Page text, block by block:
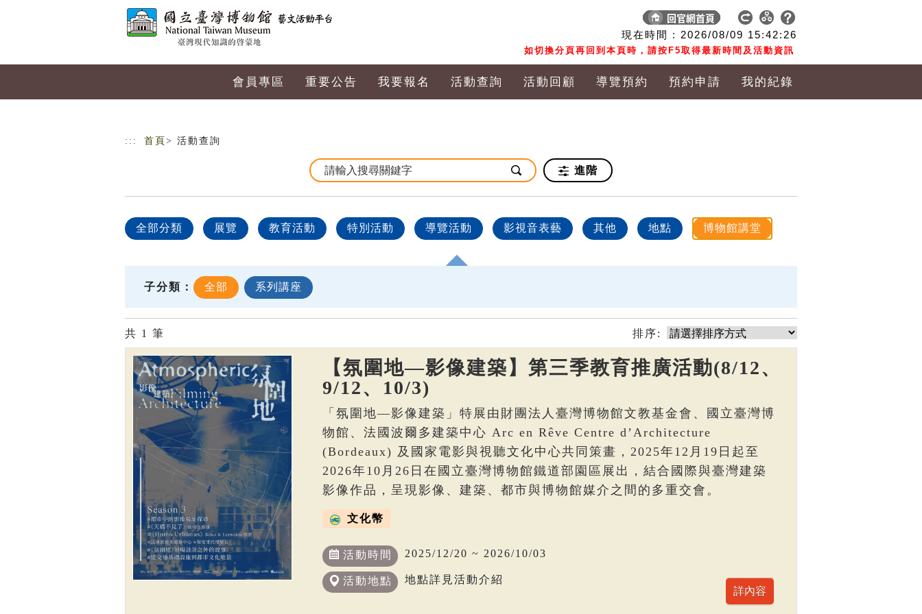
現在時間 : 2026/08/09 15:42:26
如切換分頁再回到本頁時，請按F5取得最新時間及活動資訊
會員專區 重要公告 我要報名 活動查詢 活動回顧 導覽預約 預約申請 我的紀錄
::: 首頁 > 活動查詢
進階
全部分類 展覽 教育活動 特別活動 導覽活動 影視音表藝 其他 地點 博物館講堂
子分類： 全部 系列講座
共 1 筆 排序:
【氛圍地—影像建築】第三季教育推廣活動(8/12、
9/12、10/3)
「氛圍地—影像建築」特展由財團法人臺灣博物館文教基金會、國立臺灣博
物館、法國波爾多建築中心 Arc en Rêve Centre d’Architecture
(Bordeaux) 及國家電影與視聽文化中心共同策畫，2025年12月19日起至
2026年10月26日在國立臺灣博物館鐵道部園區展出，結合國際與臺灣建築
影像作品，呈現影像、建築、都市與博物館媒介之間的多重交會。
文化幣
活動時間 2025/12/20 ~ 2026/10/03
活動地點 地點詳見活動介紹